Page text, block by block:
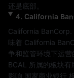
还是底部。
4. California
California BanCorp.
味着 California
BCAL
所属的板块
影响 国家商业银行